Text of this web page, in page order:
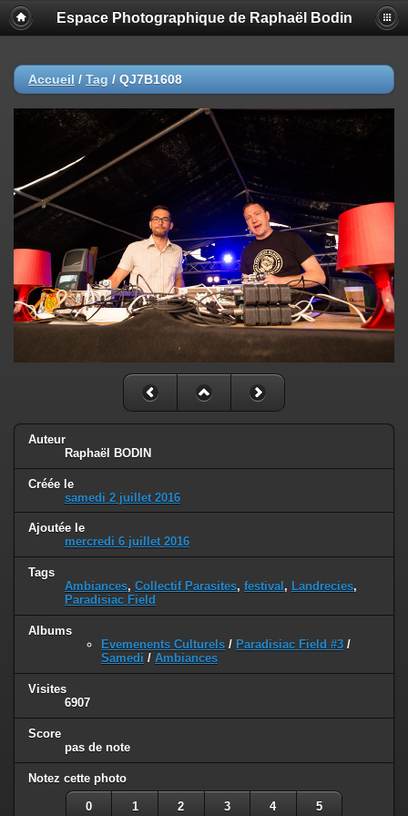
Espace Photographique de Raphaël Bodin
Accueil / Tag / QJ7B1608
Auteur
Raphaël BODIN
Créée le
samedi 2 juillet 2016
Ajoutée le
mercredi 6 juillet 2016
Tags
Ambiances, Collectif Parasites, festival , Landrecies,
Paradisiac Field
Albums
Evemenents Culturels / Paradisiac Field #3 /
Samedi / Ambiances
Visites
6907
Score
pas de note
Notez cette photo
0 1 2 3 4 5